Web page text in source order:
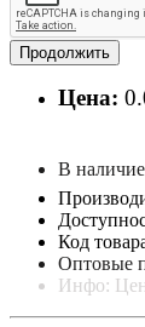
Продолжить
Цена:
В наличие
Код
Оптовые
Инфо: